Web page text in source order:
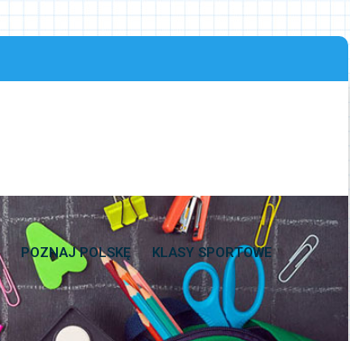
POZNAJ POLSKĘ KLASY SPORTOWE